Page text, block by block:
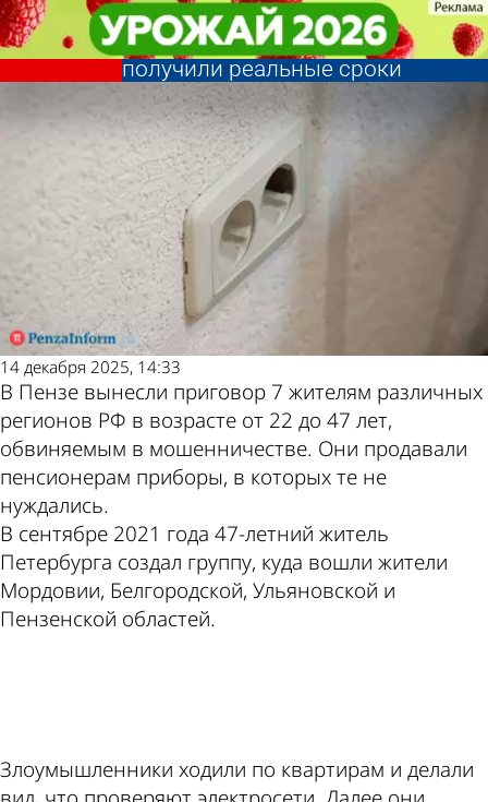
Обманувшие пензенских
пенсионеров мошенники
получили реальные сроки
Криминал
14 декабря 2025, 14:33
В Пензе вынесли приговор 7 жителям различных
регионов РФ в возрасте от 22 до 47 лет,
обвиняемым в мошенничестве. Они продавали
пенсионерам приборы, в которых те не
нуждались.
В сентябре 2021 года 47-летний житель
Петербурга создал группу, куда вошли жители
Мордовии, Белгородской, Ульяновской и
Пензенской областей.
Злоумышленники ходили по квартирам и делали
Обманувшие пензенских
пенсионеров мошенники
получили реальные сроки
Криминал
Другие новости
по теме
Погода и курсы
валют в Пензе